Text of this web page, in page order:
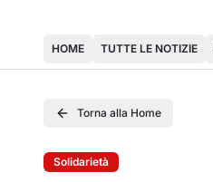
HOME TUTTE LE NOTIZIE
Torna alla Home
Solidarietà